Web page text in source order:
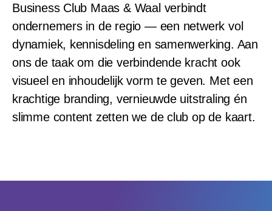
Business Club Maas & Waal verbindt
ondernemers in de regio — een netwerk vol
dynamiek, kennisdeling en samenwerking. Aan
ons de taak om die verbindende kracht ook
visueel en inhoudelijk vorm te geven. Met een
krachtige branding, vernieuwde uitstraling én
slimme content zetten we de club op de kaart.